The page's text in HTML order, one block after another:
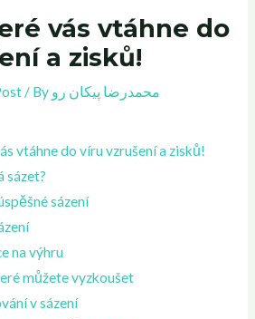
vás vtáhne do
a zisků!
/ By محمدرضا پیکان رو
vtáhne do víru vzrušení a zisků!
sázet?
sázení
na výhru
můžete vyzkoušet
v sázení